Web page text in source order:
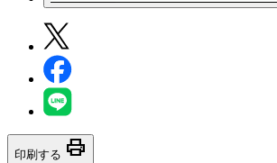
印刷する print